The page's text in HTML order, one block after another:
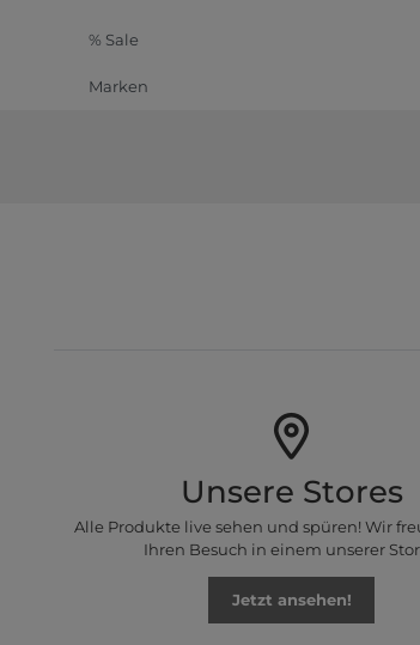
% Sale
Marken
Unsere Stores
Alle Produkte live sehen und spüren! Wir
Ihren Besuch in einem unserer
Jetzt ansehen!